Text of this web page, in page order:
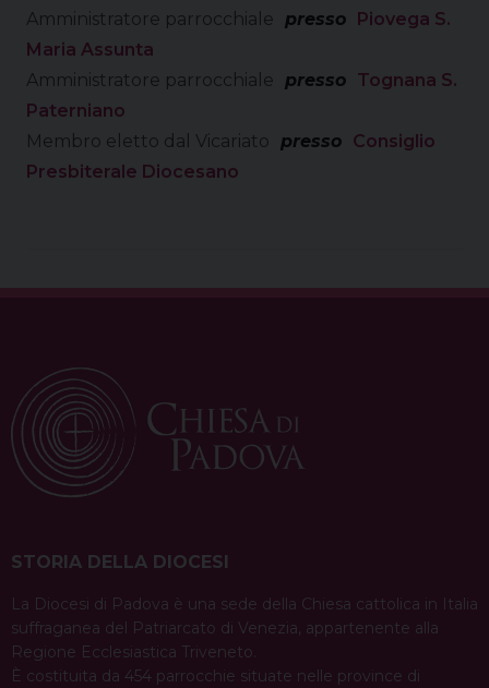
Amministratore parrocchiale
presso Piovega S.
Maria Assunta
Amministratore parrocchiale
presso Tognana S.
Paterniano
Membro eletto dal Vicariato
presso Consiglio
Presbiterale Diocesano
STORIA DELLA DIOCESI
La Diocesi di Padova è una sede della Chiesa cattolica in Italia
suffraganea del Patriarcato di Venezia, appartenente alla
Regione Ecclesiastica Triveneto.
È costituita da 454 parrocchie situate nelle province di